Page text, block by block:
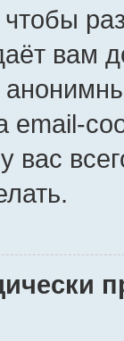
чтобы
вам
email-
вас